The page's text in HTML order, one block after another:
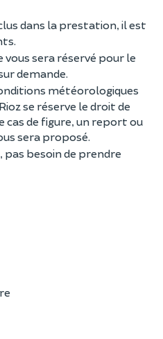
dans la prestation, il est
vous sera réservé pour le
demande.
météorologiques
se réserve le droit de
cas de figure, un report ou
sera proposé.
pas besoin de prendre